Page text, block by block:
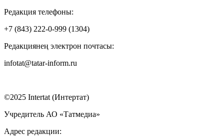
Редакция телефоны:
+7 (843) 222-0-999 (1304)
Редакциянең электрон почтасы:
infotat@tatar-inform.ru
©2025 Intertat (Интертат)
Учредитель АО «Татмедиа»
Адрес редакции: